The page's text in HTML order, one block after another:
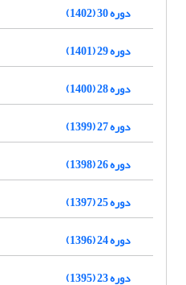
دوره 30 (1402)
دوره 29 (1401)
دوره 28 (1400)
دوره 27 (1399)
دوره 26 (1398)
دوره 25 (1397)
دوره 24 (1396)
دوره 23 (1395)